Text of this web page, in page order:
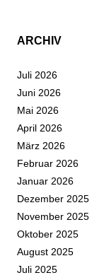
ARCHIV
Juli 2026
Juni 2026
Mai 2026
April 2026
März 2026
Februar 2026
Januar 2026
Dezember 2025
November 2025
Oktober 2025
August 2025
Juli 2025